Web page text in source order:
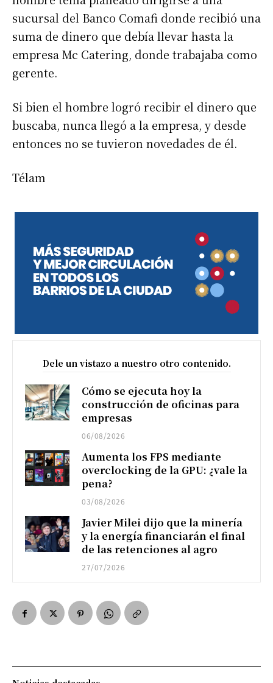
sucursal del Banco Comafi donde recibió una
suma de dinero que debía llevar hasta la
empresa Mc Catering, donde trabajaba como
gerente.
Si bien el hombre logró recibir el dinero que
buscaba, nunca llegó a la empresa, y desde
entonces no se tuvieron novedades de él.
Télam
Dele un vistazo a nuestro otro contenido.
Cómo se ejecuta hoy la
construcción de oficinas para
empresas
06/08/2026
Aumenta los FPS mediante
overclocking de la GPU: ¿vale la
pena?
03/08/2026
Javier Milei dijo que la minería
y la energía financiarán el final
de las retenciones al agro
27/07/2026